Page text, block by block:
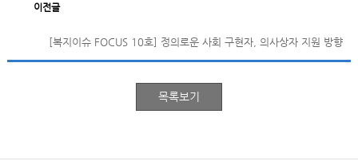
이전글
[복지이슈 FOCUS 10호] 정의로운 사회 구현자, 의사상자 지원 방향